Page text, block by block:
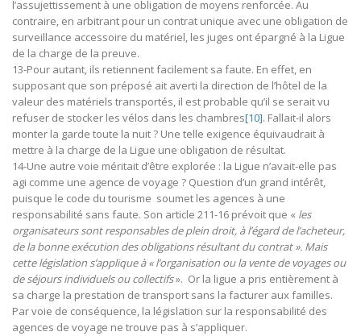
l’assujettissement à une obligation de moyens renforcée. Au
contraire, en arbitrant pour un contrat unique avec une obligation de
surveillance accessoire du matériel, les juges ont épargné à la Ligue
de la charge de la preuve.
13-Pour autant, ils retiennent facilement sa faute. En effet, en
supposant que son préposé ait averti la direction de l’hôtel de la
valeur des matériels transportés, il est probable qu’il se serait vu
refuser de stocker les vélos dans les chambres[10]. Fallait-il alors
monter la garde toute la nuit ? Une telle exigence équivaudrait à
mettre à la charge de la Ligue une obligation de résultat.
14-Une autre voie méritait d’être explorée : la Ligue n’avait-elle pas
agi comme une agence de voyage ? Question d’un grand intérêt,
puisque le code du tourisme soumet les agences à une
responsabilité sans faute. Son article 211-16 prévoit que « les
organisateurs sont responsables de plein droit, à l’égard de l’acheteur,
de la bonne exécution des obligations résultant du contrat ». Mais
cette législation s’applique à « l’organisation ou la vente de voyages ou
de séjours individuels ou collectifs». Or la ligue a pris entièrement à
sa charge la prestation de transport sans la facturer aux familles.
Par voie de conséquence, la législation sur la responsabilité des
agences de voyage ne trouve pas à s’appliquer.